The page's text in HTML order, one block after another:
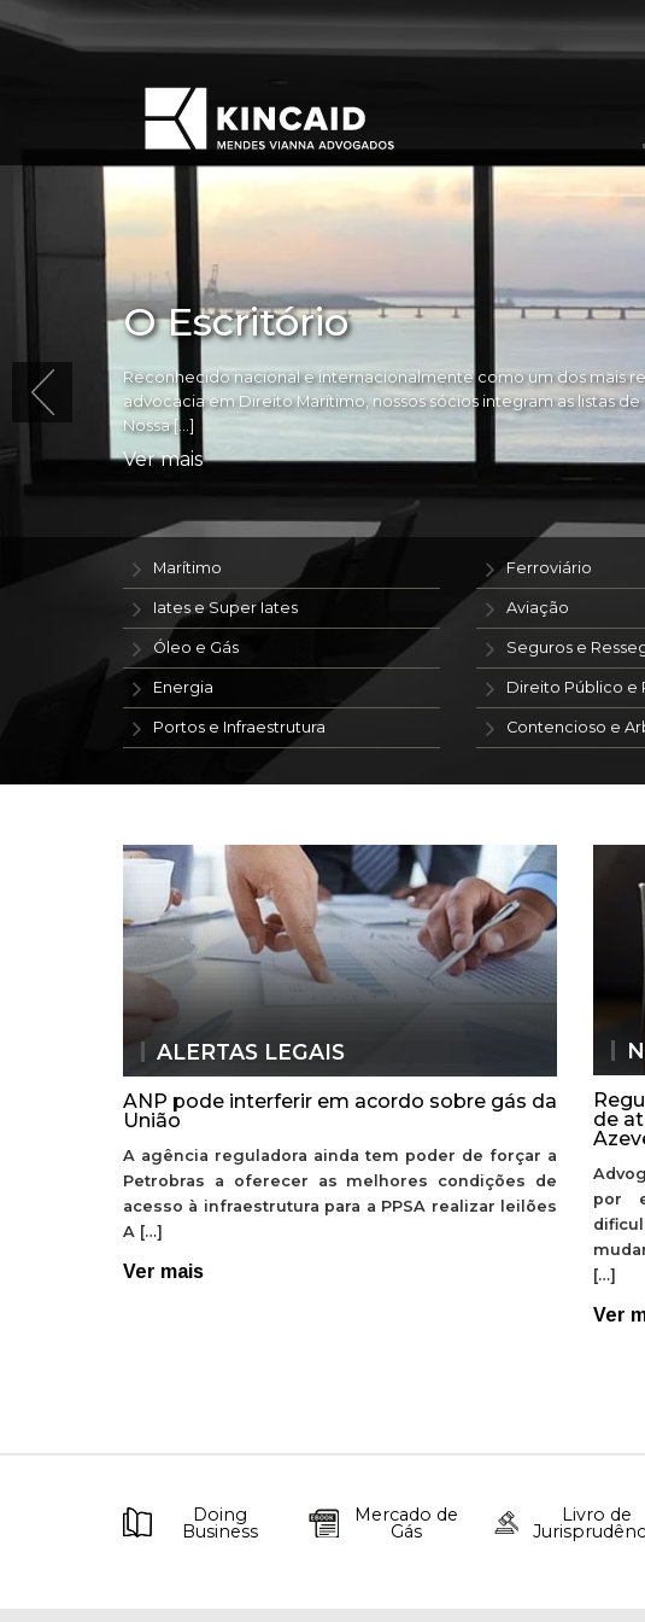
O Escritório
Reconhecido nacional e internacionalmente como um dos mais
advocacia em Direito Marítimo, nossos sócios integram as listas de
Nossa […]
Ver mais
Marítimo
Iates e Super Iates
Óleo e Gás
Energia
Portos e Infraestrutura
Ferroviário
Aviação
Seguros e
Direito Público e
Contencioso e
ALERTAS LEGAIS
ANP pode interferir em acordo sobre gás da
União
A agência reguladora ainda tem poder de forçar a
Petrobras a oferecer as melhores condições de
acesso à infraestrutura para a PPSA realizar leilões
A […]
Ver mais
de
por
[…]
Ver
Doing
Business
Mercado de
Gás
Livro de